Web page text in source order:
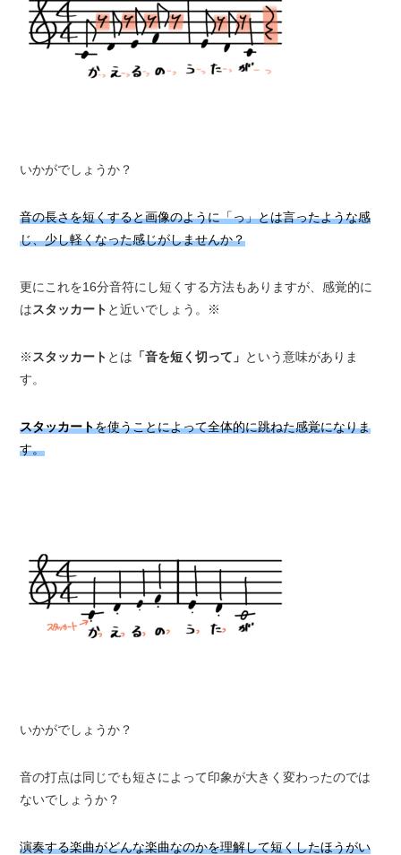
いかがでしょうか？
音の長さを短くすると画像のように「っ」とは言ったような感
じ、少し軽くなった感じがしませんか？
更にこれを16分音符にし短くする方法もありますが、感覚的に
はスタッカート と近いでしょう。※
※ スタッカート とは 「音を短く切って」 という意味がありま
す。
スタッカートを使うことによって全体的に跳ねた感覚になりま
す。
いかがでしょうか？
音の打点は同じでも短さによって印象が大きく変わったのでは
ないでしょうか？
演奏する楽曲がどんな楽曲なのかを理解して短くしたほうがい